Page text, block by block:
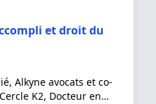
et droit du
Alkyne avocats et co-
K2, Docteur en